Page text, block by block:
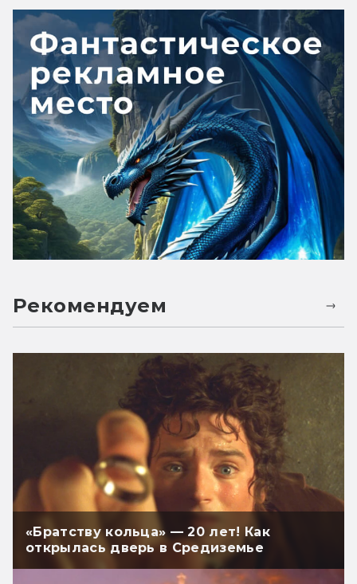
Рекомендуем
«Братству кольца» — 20 лет! Как
открылась дверь в Средиземье